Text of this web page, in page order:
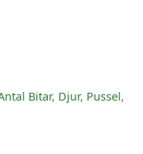
Bitar, Djur, Pussel,